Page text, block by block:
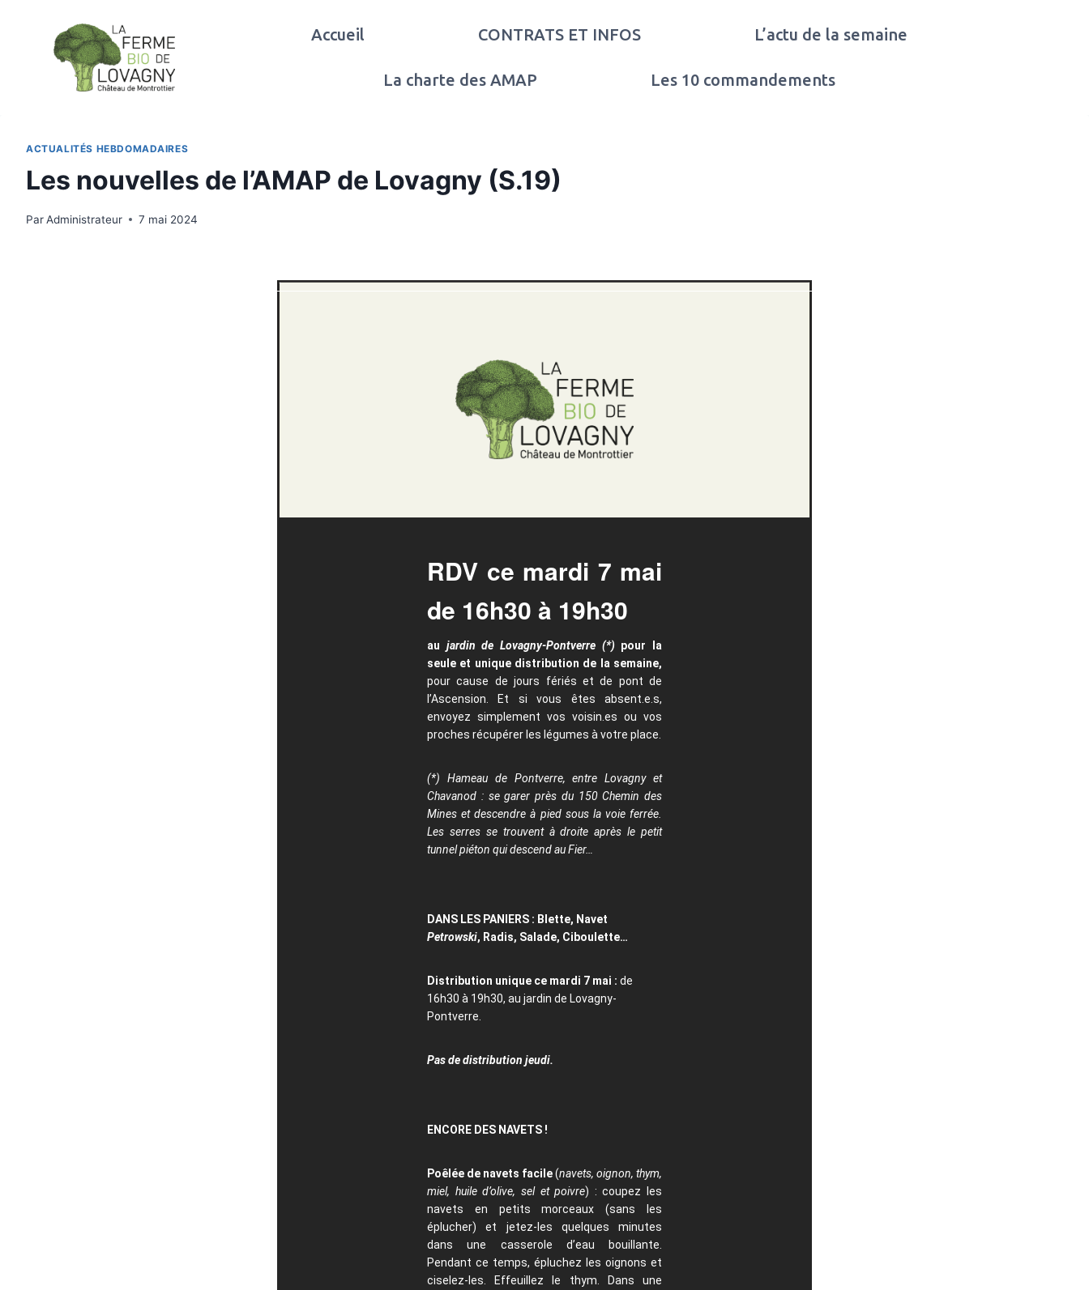
Accueil CONTRATS ET INFOS L’actu de la semaine
La charte des AMAP Les 10 commandements
ACTUALITÉS HEBDOMADAIRES
Les nouvelles de l’AMAP de Lovagny (S.19)
ParAdministrateur 7 mai 2024
RDV ce mardi 7 mai
de 16h30 à 19h30
au jardin de Lovagny-Pontverre (*) pour la
seule et unique distribution de la semaine,
pour cause de jours fériés et de pont de
l’Ascension. Et si vous êtes absent.e.s,
envoyez simplement vos voisin.es ou vos
proches récupérer les légumes à votre place.
(*) Hameau de Pontverre, entre Lovagny et
Chavanod : se garer près du 150 Chemin des
Mines et descendre à pied sous la voie ferrée.
Les serres se trouvent à droite après le petit
tunnel piéton qui descend au Fier…
DANS LES PANIERS : Blette, Navet
Petrowski, Radis, Salade, Ciboulette…
Distribution unique ce mardi 7 mai : de
16h30 à 19h30, au jardin de Lovagny-
Pontverre.
Pas de distribution jeudi.
ENCORE DES NAVETS !
Poêlée de navets facile(navets, oignon, thym,
miel, huile d’olive, sel et poivre) : coupez les
navets en petits morceaux (sans les
éplucher) et jetez-les quelques minutes
dans une casserole d’eau bouillante.
Pendant ce temps, épluchez les oignons et
ciselez-les. Effeuillez le thym. Dans une